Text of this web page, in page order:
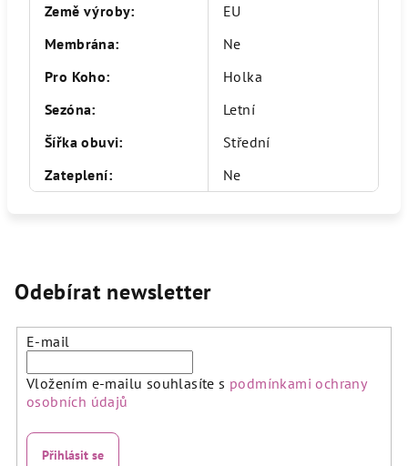
Země výroby:
EU
Membrána:
Ne
Pro Koho:
Holka
Sezóna:
Letní
Šířka obuvi:
Střední
Zateplení: Ne
Odebírat newsletter
E-mail
Vložením e-mailu souhlasíte s podmínkami ochrany
osobních údajů
Přihlásit se